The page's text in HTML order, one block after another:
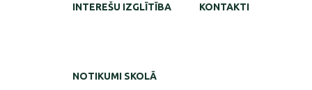
INTEREŠU IZGLĪTĪBA KONTAKTI
NOTIKUMI SKOLĀ